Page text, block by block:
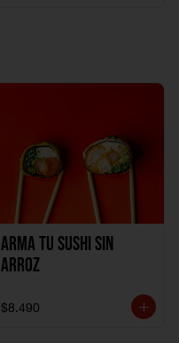
Arma tu Sushi sin
Arroz
$8.490